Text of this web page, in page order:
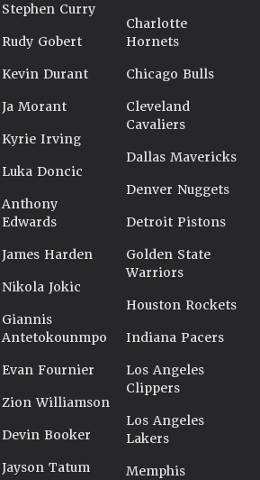
Stephen Curry
Rudy Gobert
Kevin Durant
Ja Morant
Kyrie Irving
Luka Doncic
Anthony
Edwards
James Harden
Nikola Jokic
Giannis
Antetokounmpo
Evan Fournier
Zion Williamson
Devin Booker
Jayson Tatum
Charlotte
Hornets
Chicago Bulls
Cleveland
Cavaliers
Dallas Mavericks
Denver Nuggets
Detroit Pistons
Golden State
Warriors
Houston Rockets
Indiana Pacers
Los Angeles
Clippers
Los Angeles
Lakers
Memphis